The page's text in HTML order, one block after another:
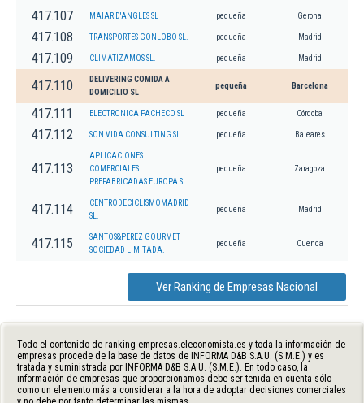
417.107 MAIAR D'ANGLES SL pequeña Gerona
417.108 TRANSPORTES GONLOBO SL. pequeña Madrid
417.109 CLIMATIZAMOS SL. pequeña Madrid
417.110
DELIVERING COMIDA A
DOMICILIO SL
pequeña Barcelona
417.111 ELECTRONICA PACHECO SL pequeña Córdoba
417.112 SON VIDA CONSULTING SL. pequeña Baleares
417.113
APLICACIONES
COMERCIALES
PREFABRICADAS EUROPA SL.
pequeña Zaragoza
417.114
CENTRODECICLISMOMADRID
SL.
pequeña Madrid
417.115
SANTOS&PEREZ GOURMET
SOCIEDAD LIMITADA.
pequeña Cuenca
Ver Ranking de Empresas Nacional
Todo el contenido de ranking-empresas.eleconomista.es y toda la información de
empresas procede de la base de datos de INFORMA D&B S.A.U. (S.M.E.) y es
tratada y suministrada por INFORMA D&B S.A.U. (S.M.E.). En todo caso, la
información de empresas que proporcionamos debe ser tenida en cuenta sólo
como un elemento más a considerar a la hora de adoptar decisiones comerciales